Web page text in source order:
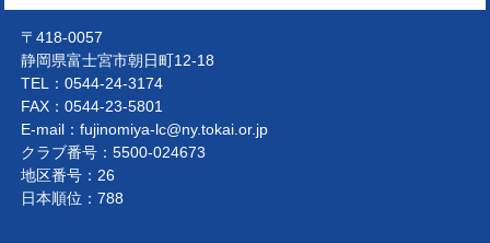
〒418-0057
静岡県富士宮市朝日町12-18
TEL：0544-24-3174
FAX：0544-23-5801
E-mail：fujinomiya-lc@ny.tokai.or.jp
クラブ番号：5500-024673
地区番号：26
日本順位：788